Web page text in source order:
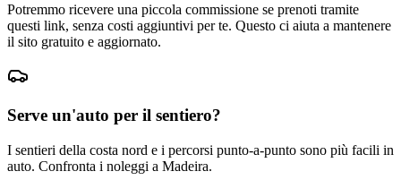
Potremmo ricevere una piccola commissione se prenoti tramite
questi link, senza costi aggiuntivi per te. Questo ci aiuta a mantenere
il sito gratuito e aggiornato.
Serve un'auto per il sentiero?
I sentieri della costa nord e i percorsi punto-a-punto sono più facili in
auto. Confronta i noleggi a Madeira.